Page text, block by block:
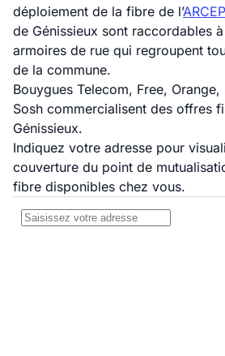
déploiement de la fibre de l’ARCEP
de Génissieux sont raccordables
armoires de rue qui regroupent
de la commune.
Bouygues Telecom, Free, Orange,
Sosh commercialisent des offres
Génissieux.
Indiquez votre adresse pour
couverture du point de
fibre disponibles chez vous.